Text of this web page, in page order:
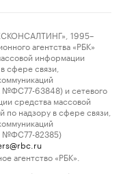
1995–
агентства «РБК»
информации
сфере связи,
№ФС77-63848) и сетевого
средства массовой
надзору в сфере связи,
№ФС77-82385)
агентство «РБК».